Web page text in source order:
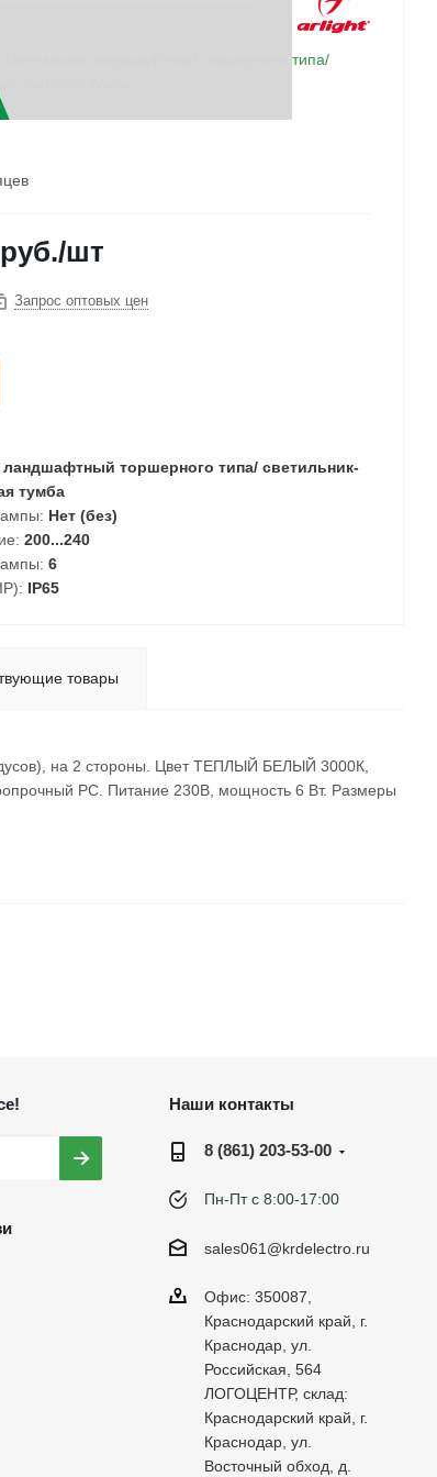
Светильник ландшафтный торшерного типа/
световая тумба
руб./шт
Запрос оптовых цен
торшерного типа/ светильник-
тумба
Нет (без)
200...240
6
IP65
товары
на 2 стороны. Цвет ТЕПЛЫЙ БЕЛЫЙ 3000К,
PC. Питание 230В, мощность 6 Вт. Размеры
Наши контакты
8 (861) 203-53-00
Пн-Пт с 8:00-17:00
sales061@krdelectro.ru
Офис: 350087,
Краснодарский край, г.
Краснодар, ул.
Российская, 564
ЛОГОЦЕНТР, склад:
Краснодарский край, г.
Краснодар, ул.
Восточный обход, д.